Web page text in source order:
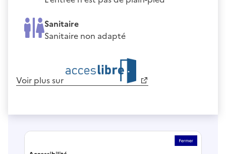
Sanitaire
Sanitaire non adapté
Voir plus sur